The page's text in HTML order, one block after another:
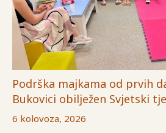
Podrška majkama od prvih
Bukovici obilježen Svjetski
6 kolovoza, 2026